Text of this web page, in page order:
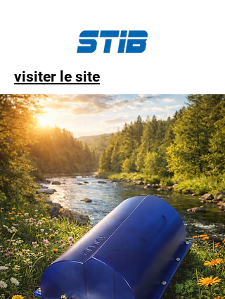
visiter le site